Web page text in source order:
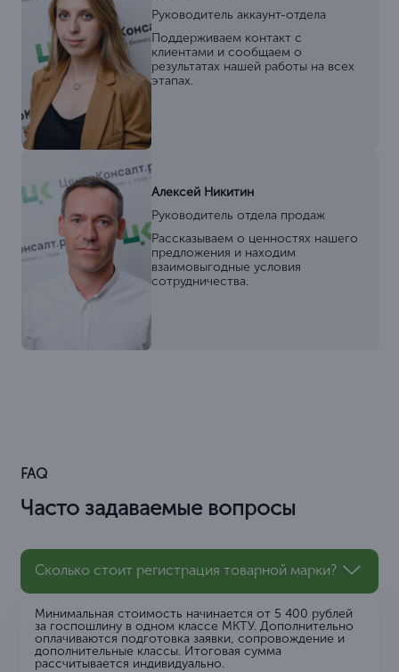
Руководитель аккаунт-отдела
Поддерживаем контакт с
клиентами и сообщаем о
результатах нашей работы на всех
этапах.
Алексей Никитин
Руководитель отдела продаж
Рассказываем о ценностях нашего
предложения и находим
взаимовыгодные условия
сотрудничества.
FAQ
Часто задаваемые вопросы
Сколько стоит регистрация товарной марки?
Минимальная стоимость начинается от 5 400 рублей
за госпошлину в одном классе МКТУ. Дополнительно
оплачиваются подготовка заявки, сопровождение и
дополнительные классы. Итоговая сумма
рассчитывается индивидуально.